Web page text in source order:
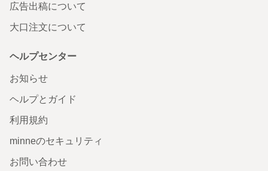
広告出稿について
大口注文について
ヘルプセンター
お知らせ
ヘルプとガイド
利用規約
minneのセキュリティ
お問い合わせ